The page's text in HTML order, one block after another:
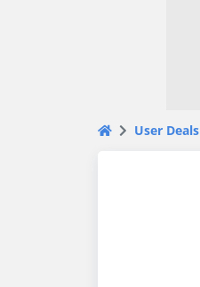
User Deals